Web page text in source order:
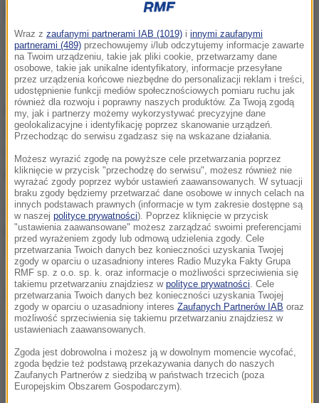
Najnowsze informacje z kraju i ze świata
znajdziesz narmf24.pl.
Do tragicznego wypadku doszło około północy.
Samochód osobowy, którym podróżowały cztery
osoby,
z dużą siłą uderzył w przydrożny słup
oświetleniowy.
Jak informuje śląska policja, przyczyną tragedii było
prawdopodobnie niedostosowanie prędkości do
warunków panujących na drodze.
Dalsza część artykułu pod materiałem video:
Wraz z zaufanymi partnerami IAB (1019) i innymi zaufanymi
partnerami (489) przechowujemy i/lub odczytujemy informacje zawarte
na Twoim urządzeniu, takie jak pliki cookie, przetwarzamy dane
osobowe, takie jak unikalne identyfikatory, informacje przesyłane
przez urządzenia końcowe niezbędne do personalizacji reklam i treści,
udostępnienie funkcji mediów społecznościowych pomiaru ruchu jak
również dla rozwoju i poprawny naszych produktów. Za Twoją zgodą
my, jak i partnerzy możemy wykorzystywać precyzyjne dane
geolokalizacyjne i identyfikację poprzez skanowanie urządzeń.
Przechodząc do serwisu zgadzasz się na wskazane działania.
Możesz wyrazić zgodę na powyższe cele przetwarzania poprzez
kliknięcie w przycisk "przechodzę do serwisu", możesz również nie
wyrażać zgody poprzez wybór ustawień zaawansowanych. W sytuacji
braku zgody będziemy przetwarzać dane osobowe w innych celach na
innych podstawach prawnych (informacje w tym zakresie dostępne są
w naszej polityce prywatności). Poprzez kliknięcie w przycisk
"ustawienia zaawansowane" możesz zarządzać swoimi preferencjami
przed wyrażeniem zgody lub odmową udzielenia zgody. Cele
przetwarzania Twoich danych bez konieczności uzyskania Twojej
zgody w oparciu o uzasadniony interes Radio Muzyka Fakty Grupa
RMF sp. z o.o. sp. k. oraz informacje o możliwości sprzeciwienia się
takiemu przetwarzaniu znajdziesz w polityce prywatności . Cele
przetwarzania Twoich danych bez konieczności uzyskania Twojej
zgody w oparciu o uzasadniony interes Zaufanych Partnerów IAB oraz
możliwość sprzeciwienia się takiemu przetwarzaniu znajdziesz w
ustawieniach zaawansowanych.
Zgoda jest dobrowolna i możesz ją w dowolnym momencie wycofać,
zgoda będzie też podstawą przekazywania danych do naszych
Zaufanych Partnerów z siedzibą w państwach trzecich (poza
Europejskim Obszarem Gospodarczym).